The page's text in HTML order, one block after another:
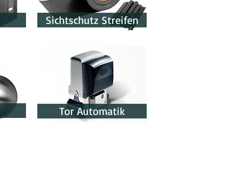
Sichtschutz Streifen
Tor Automatik